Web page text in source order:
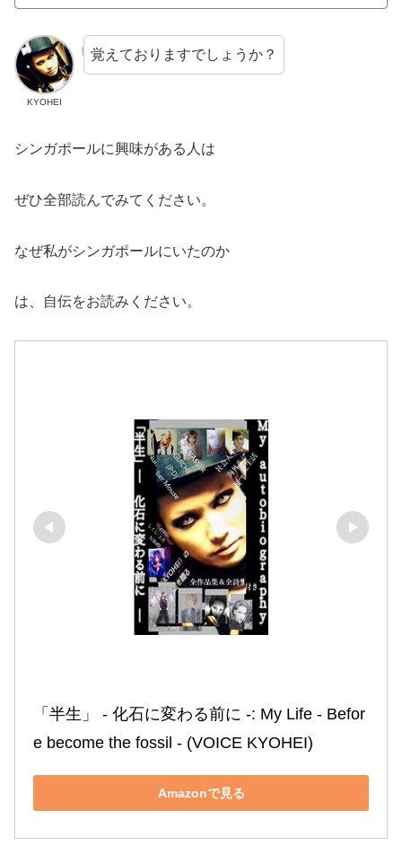
KYOHEI
覚えておりますでしょうか？
シンガポールに興味がある人は
ぜひ全部読んでみてください。
なぜ私がシンガポールにいたのか
は、自伝をお読みください。
「半生」 ‐ 化石に変わる前に ‐: My Life ‐ Befor
e become the fossil ‐ (VOICE KYOHEI)
Amazonで見る